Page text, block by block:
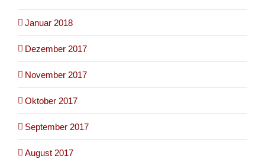
Januar 2018
Dezember 2017
November 2017
Oktober 2017
September 2017
August 2017